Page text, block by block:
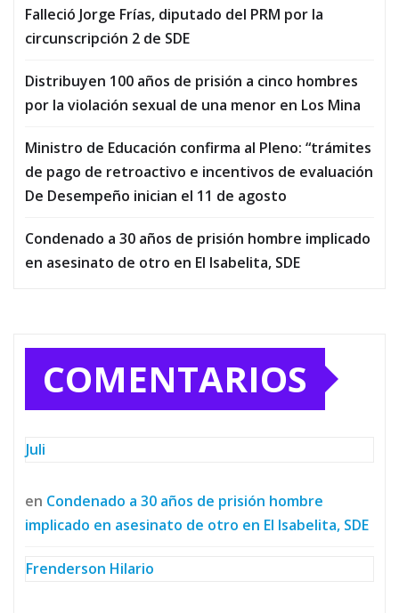
Falleció Jorge Frías, diputado del PRM por la
circunscripción 2 de SDE
Distribuyen 100 años de prisión a cinco hombres
por la violación sexual de una menor en Los Mina
Ministro de Educación confirma al Pleno: “trámites
de pago de retroactivo e incentivos de evaluación
De Desempeño inician el 11 de agosto
Condenado a 30 años de prisión hombre implicado
en asesinato de otro en El Isabelita, SDE
COMENTARIOS
Juli
en Condenado a 30 años de prisión hombre
implicado en asesinato de otro en El Isabelita, SDE
Frenderson Hilario